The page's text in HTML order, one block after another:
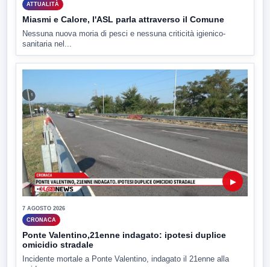
ATTUALITÀ
Miasmi e Calore, l'ASL parla attraverso il Comune
Nessuna nuova moria di pesci e nessuna criticità igienico-
sanitaria nel...
▶
7 AGOSTO 2026
CRONACA
Ponte Valentino,21enne indagato: ipotesi duplice
omicidio stradale
Incidente mortale a Ponte Valentino, indagato il 21enne alla